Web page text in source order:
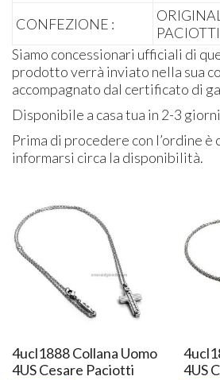
CONFEZIONE :
PACIOTTI
Siamo concessionari ufficiali di
prodotto verrà inviato nella sua
accompagnato dal certificato di
Disponibile a casa tua in 2-3
Prima di procedere con l’ordine
informarsi circa la disponibilità.
4ucl1888 Collana Uomo
4US Cesare Paciotti
4US